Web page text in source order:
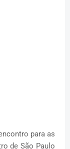
para as
de São Paulo